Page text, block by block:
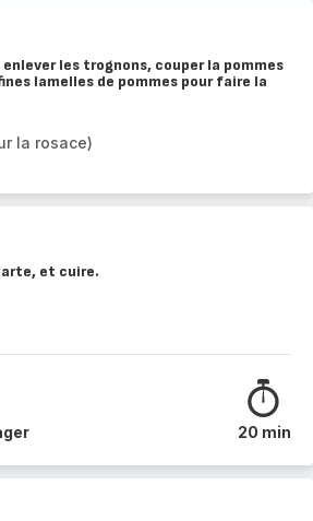
les trognons, couper la pommes
lamelles de pommes pour faire la
la rosace)
et cuire.
20 min